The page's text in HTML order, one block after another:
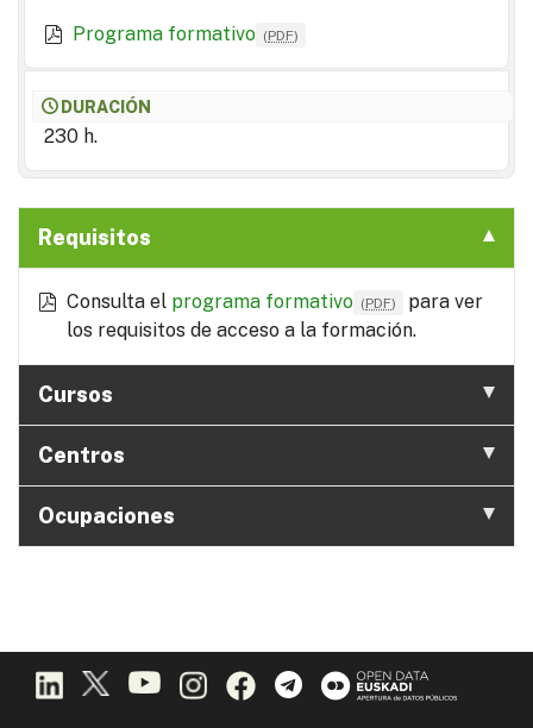
Programa formativo (PDF)
DURACIÓN
230 h.
Requisitos
Consulta el programa formativo (PDF)
para ver
los requisitos de acceso a la formación.
Cursos
Centros
Ocupaciones